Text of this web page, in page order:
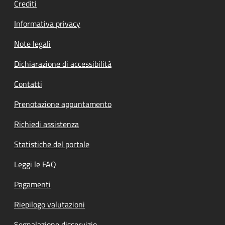
Crediti
Informativa privacy
Note legali
Dichiarazione di accessibilità
Contatti
Prenotazione appuntamento
Richiedi assistenza
Statistiche del portale
Leggi le FAQ
Pagamenti
Riepilogo valutazioni